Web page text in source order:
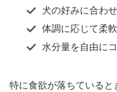
犬の好みに合わ
体調に応じて柔
水分量を自由に
特に食欲が落ちている